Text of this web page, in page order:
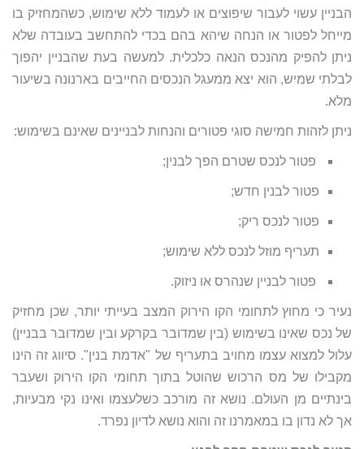
הבניין עשוי לעבור שיפוצים או לעמוד ללא שימוש, כשהמחזיק בו
מייחל לפטור או הנחה שיהא בהם בכדי להתחשב בעובדה שלא
ניתן להפיק מהנכס הנאה כלכלית. למעשה בעת שהבניין יהפוך
לבלתי שמיש, הוא יצא ממעגל הנכסים החייבים בארנונה בשיעור
מלא.
ניתן לזהות חמישה סוגי פטורים והנחות לבניינים שאינם בשימוש:
פטור לנכס שטרם הפך לבנין;
פטור לבנין חדש;
פטור לנכס ריק;
תעריף מוזל לנכס ללא שימוש;
פטור לבניין שנהרס או ניזוק.
נעיר כי מחוץ לתחומי הקו הירוק המצב בעייתי יותר, שכן מחזיק
של נכס שאינו בשימוש (בין שמדובר בקרקע ובין שמדובר בבניין)
עלול למצוא עצמו מחויב בתעריף של "אדמת בנין". סיווג זה הינו
מקבילו של מס הרכוש שהוטל בתוך תחומי הקו הירוק ושעבר
בינתיים מן העולם. נושא זה מורכב כשלעצמו ואינו נקי מבעיות,
אך לא נדון בו במאמרנו זה והוא נושא לדיון נפרד.